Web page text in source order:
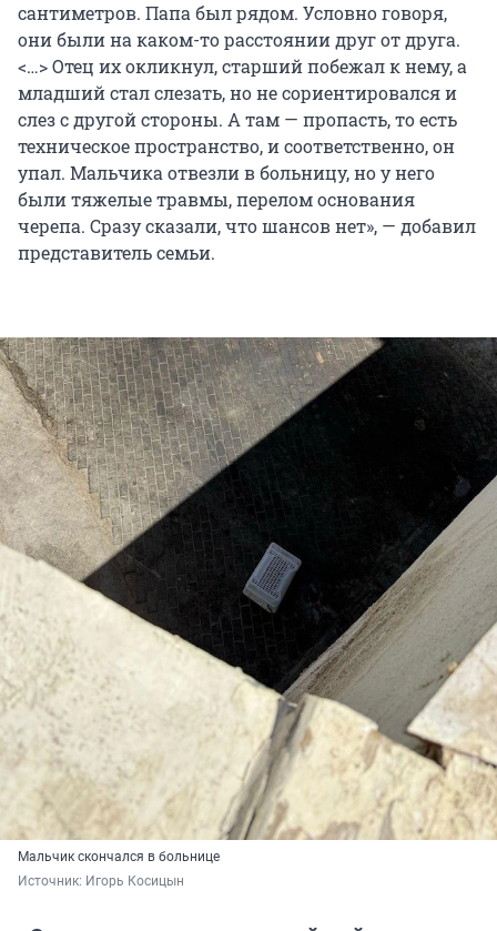
сантиметров. Папа был рядом. Условно говоря,
они были на каком-то расстоянии друг от друга.
<…> Отец их окликнул, старший побежал к нему, а
младший стал слезать, но не сориентировался и
слез с другой стороны. А там — пропасть, то есть
техническое пространство, и соответственно, он
упал. Мальчика отвезли в больницу, но у него
были тяжелые травмы, перелом основания
черепа. Сразу сказали, что шансов нет», — добавил
представитель семьи.
Мальчик скончался в больнице
Источник: Игорь Косицын